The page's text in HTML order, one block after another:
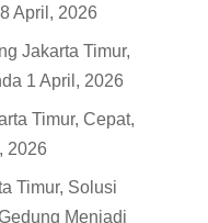
8 April, 2026
Jakarta Timur,
1 April, 2026
Timur, Cepat,
2026
Timur, Solusi
Menjadi